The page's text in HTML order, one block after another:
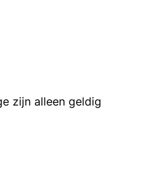
zijn alleen geldig